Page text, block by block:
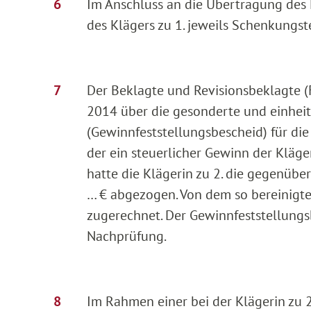
Im Anschluss an die Übertragung
des Klägers zu 1. jeweils
Der Beklagte und Revisionsbeklagte
2014 über die gesonderte und
(Gewinnfeststellungsbescheid) für
der ein steuerlicher Gewinn der
hatte die Klägerin zu 2. die
… € abgezogen. Von dem so
zugerechnet. Der
Nachprüfung.
Im Rahmen einer bei der Klägerin